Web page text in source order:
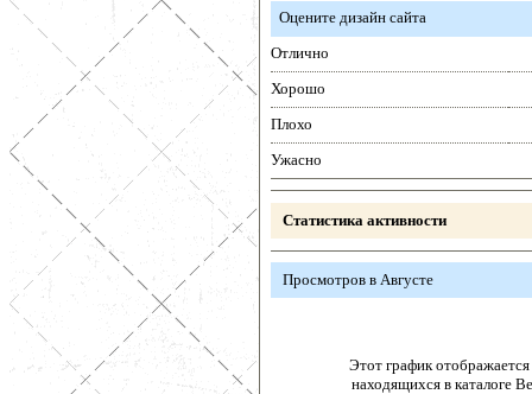
Оцените дизайн сайта
Отлично
Хорошо
Плохо
Ужасно
Статистика активности
Просмотров в Августе
Этот график отображается
находящихся в каталоге